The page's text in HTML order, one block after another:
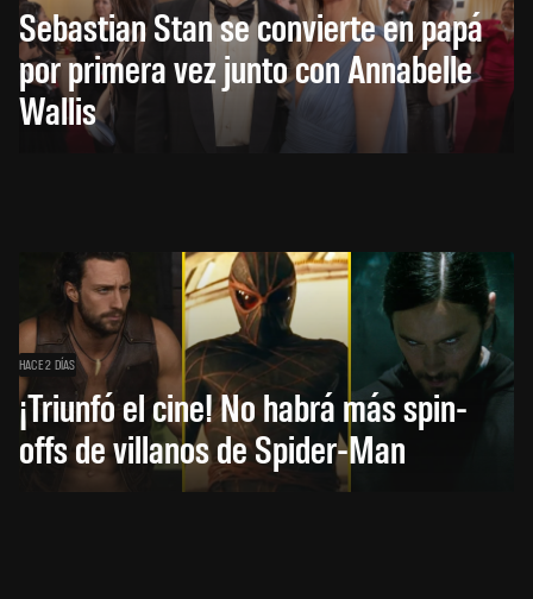
Sebastian Stan se convierte en papá
por primera vez junto con Annabelle
Wallis
HACE 2 DÍAS
¡Triunfó el cine! No habrá más spin-
offs de villanos de Spider-Man